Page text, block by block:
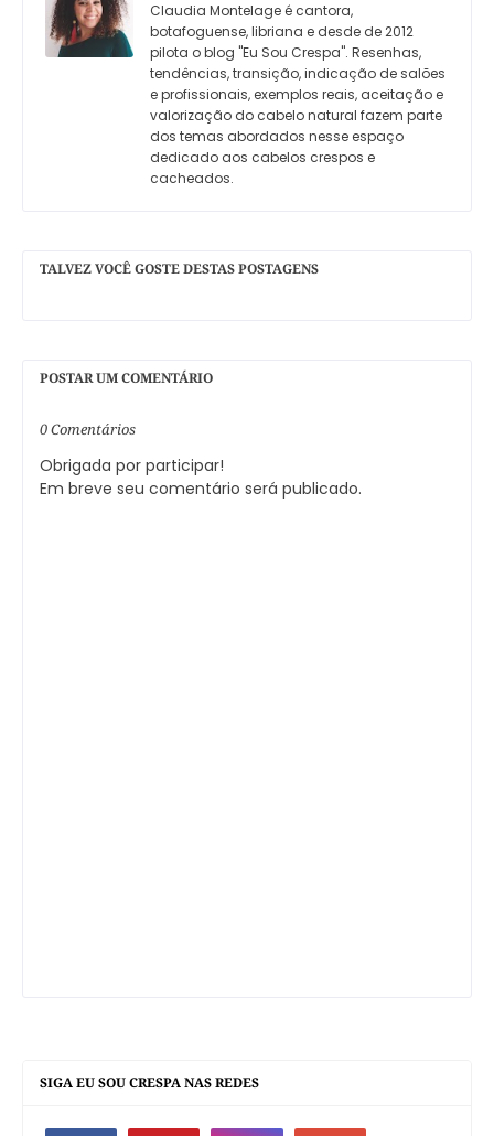
Claudia Montelage é cantora,
botafoguense, libriana e desde de 2012
pilota o blog "Eu Sou Crespa". Resenhas,
tendências, transição, indicação de salões
e profissionais, exemplos reais, aceitação e
valorização do cabelo natural fazem parte
dos temas abordados nesse espaço
dedicado aos cabelos crespos e
cacheados.
TALVEZ VOCÊ GOSTE DESTAS POSTAGENS
POSTAR UM COMENTÁRIO
0 Comentários
Obrigada por participar!
Em breve seu comentário será publicado.
SIGA EU SOU CRESPA NAS REDES